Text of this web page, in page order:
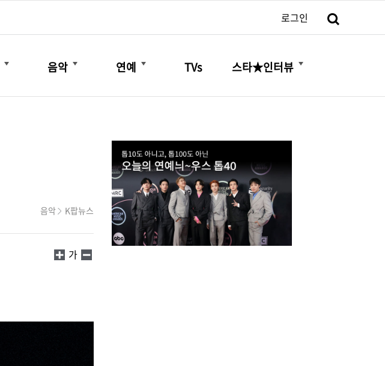
로그인
음악
더보기
연예
더보기
TVs 스타★인터뷰
더보기
음악 K팝뉴스
가